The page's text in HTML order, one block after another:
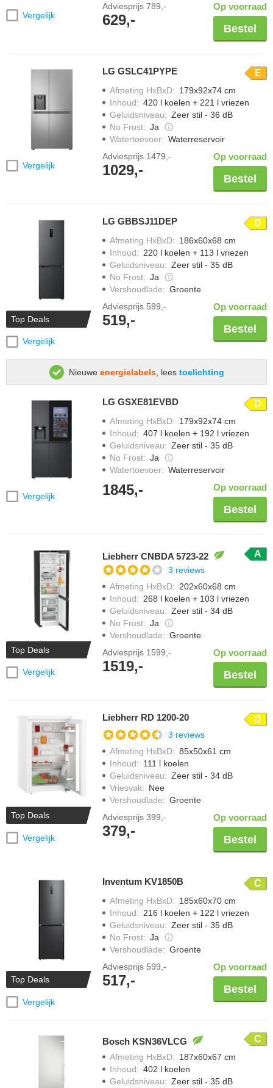
Vergelijk
Adviesprijs 789,-
629,-
Op voorraad
Bestel
Vergelijk
LG GSLC41PYPE E
Afmeting HxBxD: 179x92x74 cm
Inhoud: 420 l koelen + 221 l vriezen
Geluidsniveau: Zeer stil - 36 dB
No Frost: Ja
Watertoevoer: Waterreservoir
Adviesprijs 1479,-
1029,-
Op voorraad
Bestel
Top Deals
Vergelijk
LG GBBSJ11DEP D
Afmeting HxBxD: 186x60x68 cm
Inhoud: 220 l koelen + 113 l vriezen
Geluidsniveau: Zeer stil - 35 dB
No Frost: Ja
Vershoudlade: Groente
Adviesprijs 599,-
519,-
Op voorraad
Bestel
Nieuwe energielabels, lees toelichting
Vergelijk
LG GSXE81EVBD D
Afmeting HxBxD: 179x92x74 cm
Inhoud: 407 l koelen + 192 l vriezen
Geluidsniveau: Zeer stil - 35 dB
No Frost: Ja
Watertoevoer: Waterreservoir
1845,- Op voorraad
Bestel
Top Deals
Vergelijk
Liebherr CNBDA 5723-22 A
3 reviews
Afmeting HxBxD: 202x60x68 cm
Inhoud: 268 l koelen + 103 l vriezen
Geluidsniveau: Zeer stil - 34 dB
No Frost: Ja
Vershoudlade: Groente
Adviesprijs 1599,-
1519,-
Op voorraad
Bestel
Top Deals
Vergelijk
Liebherr RD 1200-20 D
3 reviews
Afmeting HxBxD: 85x50x61 cm
Inhoud: 111 l koelen
Geluidsniveau: Zeer stil - 34 dB
Vriesvak: Nee
Vershoudlade: Groente
Adviesprijs 399,-
379,-
Op voorraad
Bestel
Top Deals
Vergelijk
Inventum KV1850B C
Afmeting HxBxD: 185x60x70 cm
Inhoud: 216 l koelen + 122 l vriezen
Geluidsniveau: Zeer stil - 35 dB
No Frost: Ja
Vershoudlade: Groente
Adviesprijs 599,-
517,-
Op voorraad
Bestel
Bosch KSN36VLCG C
Afmeting HxBxD: 187x60x67 cm
Inhoud: 402 l koelen
Geluidsniveau: Zeer stil - 35 dB